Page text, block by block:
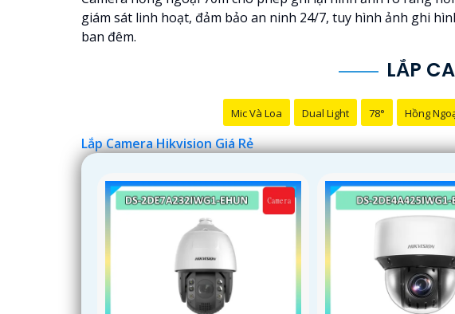
giám sát linh hoạt, đảm bảo an ninh 24/7, tuy hình ảnh ghi
ban đêm.
LẮP
Mic Và Loa Dual Light 78° Hồng
Lắp Camera Hikvision Giá Rẻ